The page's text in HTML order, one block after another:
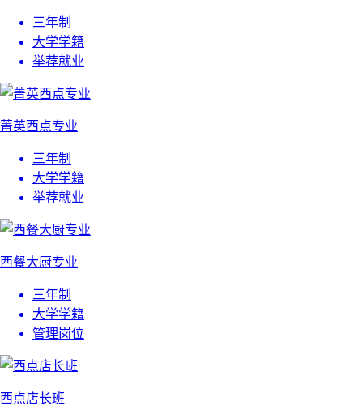
三年制
大学学籍
举荐就业
菁英西点专业
三年制
大学学籍
举荐就业
西餐大厨专业
三年制
大学学籍
管理岗位
西点店长班